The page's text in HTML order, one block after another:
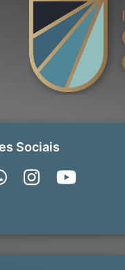
Sociais